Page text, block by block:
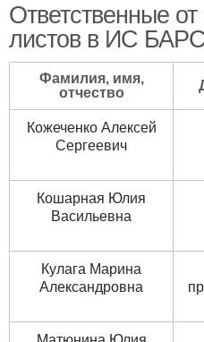
Ответственные
листов в ИС
Фамилия, имя,
отчество
Кожеченко Алексей
Сергеевич​
Кошарная Юлия
Васильевна
Кулага Марина
Александровна